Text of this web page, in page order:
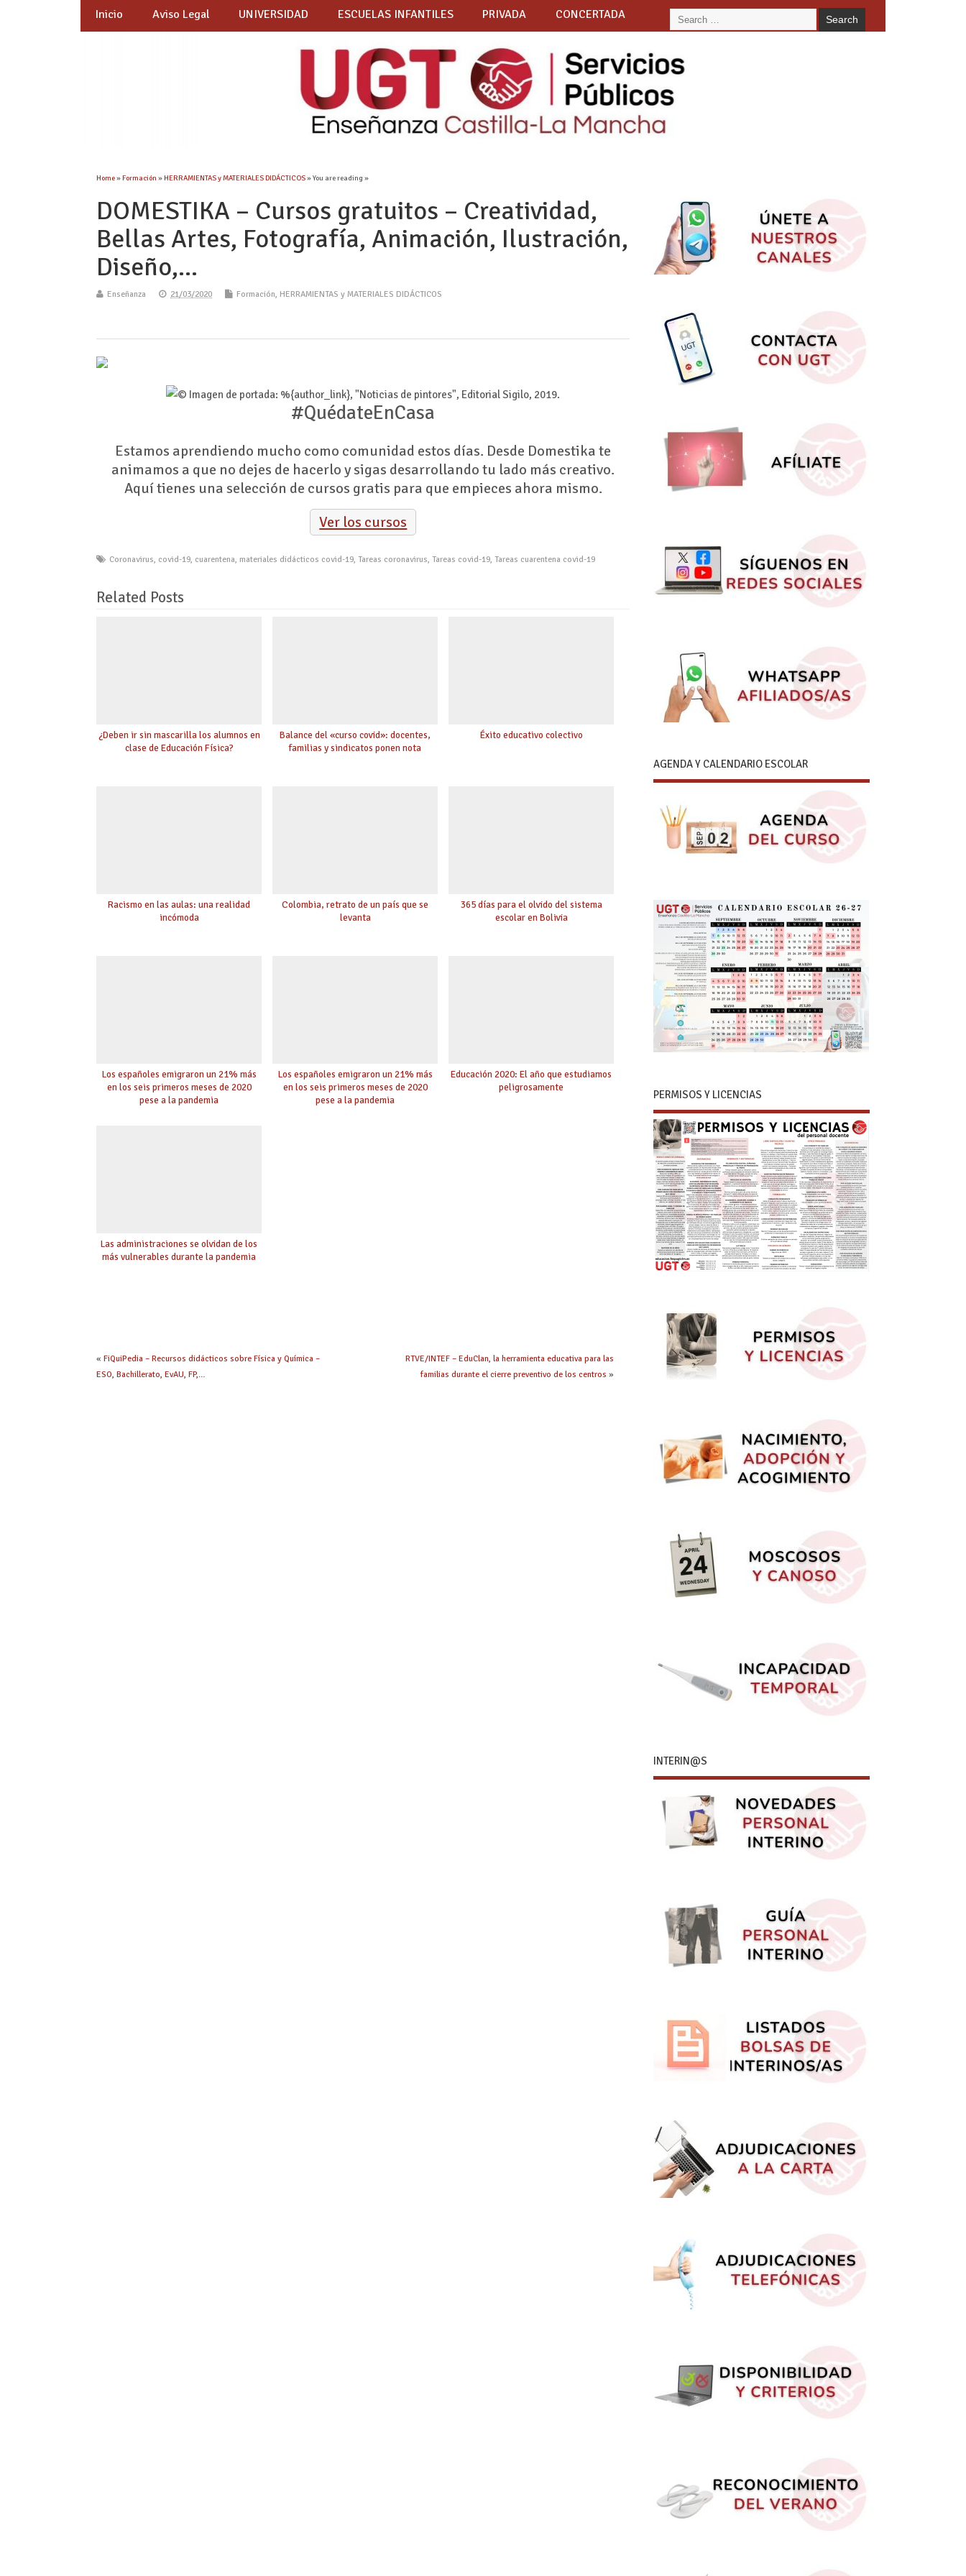
Inicio Aviso Legal UNIVERSIDAD ESCUELAS INFANTILES PRIVADA CONCERTADA
Home»Formación »HERRAMIENTAS y MATERIALES DIDÁCTICOS» You are reading »
DOMESTIKA – Cursos gratuitos – Creatividad,
Bellas Artes, Fotografía, Animación, Ilustración,
Diseño,…
Enseñanza 21/03/2020 Formación, HERRAMIENTAS y MATERIALES DIDÁCTICOS
#QuédateEnCasa
Estamos aprendiendo mucho como comunidad estos días. Desde Domestika te
animamos a que no dejes de hacerlo y sigas desarrollando tu lado más creativo.
Aquí tienes una selección de cursos gratis para que empieces ahora mismo.
Ver los cursos
Coronavirus, covid-19, cuarentena, materiales didácticos covid-19,Tareas coronavirus,Tareas covid-19,Tareas cuarentena covid-19
Related Posts
¿Deben ir sin mascarilla los alumnos en
clase de Educación Física?
Balance del «curso covid»: docentes,
familias y sindicatos ponen nota
Éxito educativo colectivo
Racismo en las aulas: una realidad
incómoda
Colombia, retrato de un país que se
levanta
365 días para el olvido del sistema
escolar en Bolivia
Los españoles emigraron un 21% más
en los seis primeros meses de 2020
pese a la pandemia
Los españoles emigraron un 21% más
en los seis primeros meses de 2020
pese a la pandemia
Educación 2020: El año que estudiamos
peligrosamente
Las administraciones se olvidan de los
más vulnerables durante la pandemia
«FiQuiPedia – Recursos didácticos sobre Física y Química –
ESO, Bachillerato, EvAU, FP,…
RTVE/INTEF – EduClan, la herramienta educativa para las
familias durante el cierre preventivo de los centros »
AGENDA Y CALENDARIO ESCOLAR
PERMISOS Y LICENCIAS
INTERIN@S